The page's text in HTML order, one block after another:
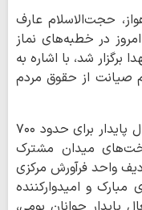
حجت‌الاسلام عارف
در خطبه‌های نماز
شد، با اشاره به
صیانت از حقوق مردم
وی با اشاره به انتشار خبر ایجاد اشتغال پایدار برای حدود ۷۰۰
میدان مشترک
واحد فرآورش مرکزی
و امیدوارکننده